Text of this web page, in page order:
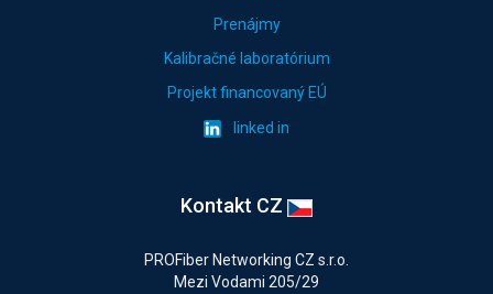
Prenájmy
Kalibračné laboratórium
Projekt financovaný EÚ
linked in
Kontakt CZ
PROFiber Networking CZ s.r.o.
Mezi Vodami 205/29